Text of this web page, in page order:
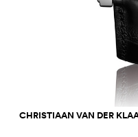
CHRISTIAAN VAN DER